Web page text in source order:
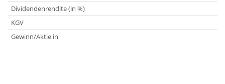
Dividendenrendite (in %)
KGV
Gewinn/Aktie in